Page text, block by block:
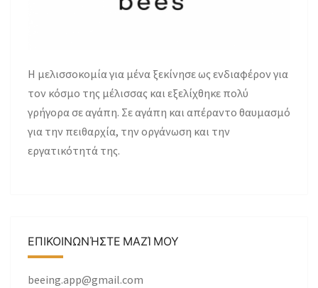
H μελισσοκομία για μένα ξεκίνησε ως ενδιαφέρον για
τον κόσμο της μέλισσας και εξελίχθηκε πολύ
γρήγορα σε αγάπη. Σε αγάπη και απέραντο θαυμασμό
για την πειθαρχία, την οργάνωση και την
εργατικότητά της.
ΕΠΙΚΟΙΝΩΝΉΣΤΕ ΜΑΖΊ ΜΟΥ
beeing.app@gmail.com